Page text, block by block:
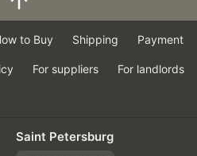
to Buy Shipping Payment
For suppliers For landlords
Saint Petersburg